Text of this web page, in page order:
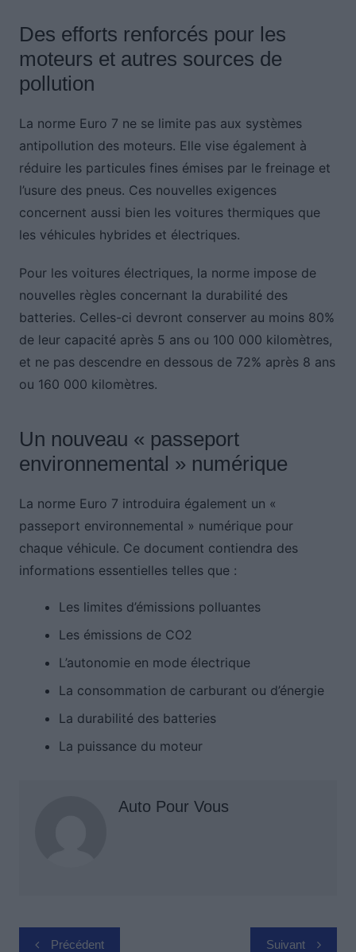
Des efforts renforcés pour les
moteurs et autres sources de
pollution
La norme Euro 7 ne se limite pas aux systèmes
antipollution des moteurs. Elle vise également à
réduire les particules fines émises par le freinage et
l’usure des pneus. Ces nouvelles exigences
concernent aussi bien les voitures thermiques que
les véhicules hybrides et électriques.
Pour les voitures électriques, la norme impose de
nouvelles règles concernant la durabilité des
batteries. Celles-ci devront conserver au moins 80%
de leur capacité après 5 ans ou 100 000 kilomètres,
et ne pas descendre en dessous de 72% après 8 ans
ou 160 000 kilomètres.
Un nouveau « passeport
environnemental » numérique
La norme Euro 7 introduira également un «
passeport environnemental » numérique pour
chaque véhicule. Ce document contiendra des
informations essentielles telles que :
Les limites d’émissions polluantes
Les émissions de CO2
L’autonomie en mode électrique
La consommation de carburant ou d’énergie
La durabilité des batteries
La puissance du moteur
Auto Pour Vous
Navigation
Précédent Suivant